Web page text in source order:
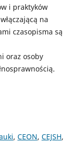
i praktyków
na
czasopisma są
oraz osoby
, CEON, CEJSH,